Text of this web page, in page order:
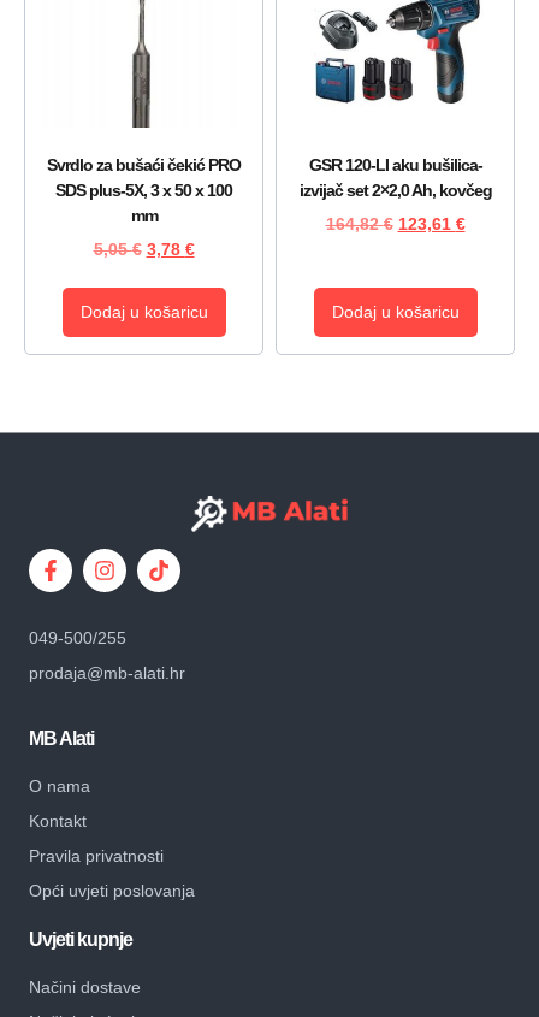
Svrdlo za bušaći čekić PRO
SDS plus-5X, 3 x 50 x 100
mm
5,05€ 3,78 €
Dodaj u košaricu
GSR 120-LI aku bušilica-
izvijač set 2×2,0 Ah, kovčeg
164,82€ 123,61 €
Dodaj u košaricu
049-500/255
prodaja@mb-alati.hr
MB Alati
O nama
Kontakt
Pravila privatnosti
Opći uvjeti poslovanja
Uvjeti kupnje
Načini dostave